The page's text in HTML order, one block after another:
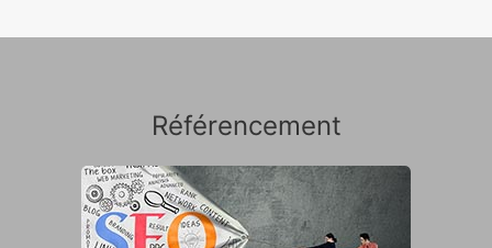
Référencement